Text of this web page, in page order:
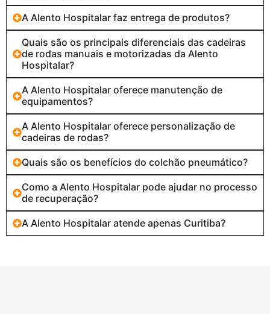
A Alento Hospitalar faz entrega de produtos?
Quais são os principais diferenciais das cadeiras
de rodas manuais e motorizadas da Alento
Hospitalar?
A Alento Hospitalar oferece manutenção de
equipamentos?
A Alento Hospitalar oferece personalização de
cadeiras de rodas?
Quais são os benefícios do colchão pneumático?
Como a Alento Hospitalar pode ajudar no processo
de recuperação?
A Alento Hospitalar atende apenas Curitiba?